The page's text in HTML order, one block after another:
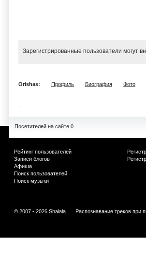
Зарегистрированные пользователи могут
Orishas: Профиль Биография Фото
Посетителей на сайте 0
Рейтинг пользователей
Записи блогов
Афиша
Поиск пользователей
Поиск музыки
© 2007 - 2026 Shalala Распознавание треков при